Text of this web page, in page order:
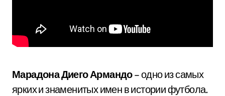
Марадона Диего Армандо– одно из самых
ярких и знаменитых имен в истории футбола.